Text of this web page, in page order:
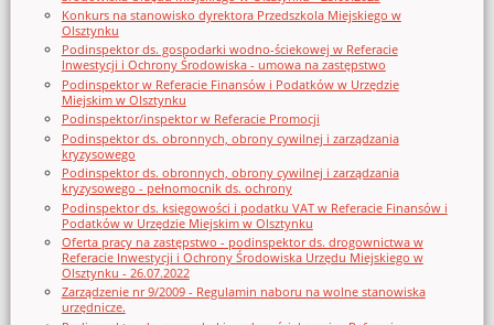
Konkurs na stanowisko dyrektora Przedszkola Miejskiego w
Olsztynku
Podinspektor ds. gospodarki wodno-ściekowej w Referacie
Inwestycji i Ochrony Środowiska - umowa na zastępstwo
Podinspektor w Referacie Finansów i Podatków w Urzędzie
Miejskim w Olsztynku
Podinspektor/inspektor w Referacie Promocji
Podinspektor ds. obronnych, obrony cywilnej i zarządzania
kryzysowego
Podinspektor ds. obronnych, obrony cywilnej i zarządzania
kryzysowego - pełnomocnik ds. ochrony
Podinspektor ds. księgowości i podatku VAT w Referacie Finansów i
Podatków w Urzędzie Miejskim w Olsztynku
Oferta pracy na zastępstwo - podinspektor ds. drogownictwa w
Referacie Inwestycji i Ochrony Środowiska Urzędu Miejskiego w
Olsztynku - 26.07.2022
Zarządzenie nr 9/2009 - Regulamin naboru na wolne stanowiska
urzędnicze.